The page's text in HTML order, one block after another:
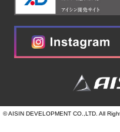
© AISIN DEVELOPMENT CO.,LTD. All